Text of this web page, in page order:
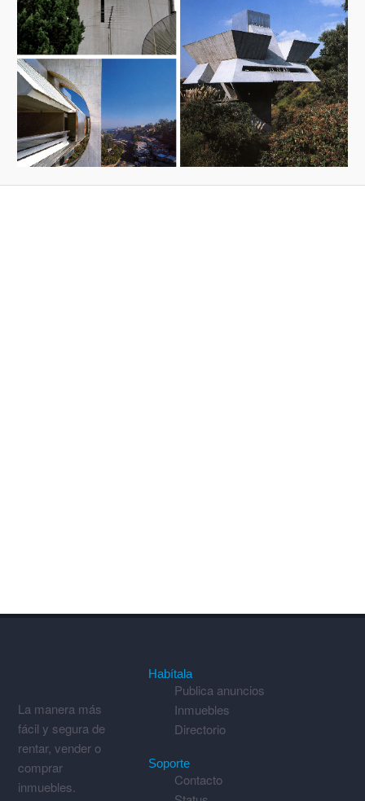
La manera más
fácil y segura de
rentar, vender o
comprar
inmuebles.
Habítala
Publica anuncios
Inmuebles
Directorio
Soporte
Contacto